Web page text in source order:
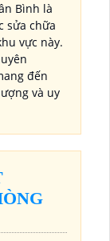
Bình là
sửa chữa
vực này.
đến
và uy